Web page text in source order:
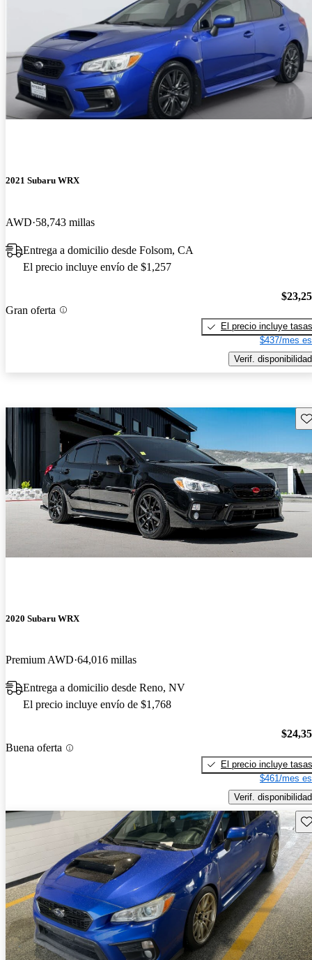
2021 Subaru WRX
AWD 58,743 millas
Entrega a domicilio desde Folsom, CA
El precio incluye envío de $1,257
Gran oferta
El precio incluye tasas
$437/mes
Verif. disponibilidad
2020 Subaru WRX
Premium AWD 64,016 millas
Entrega a domicilio desde Reno, NV
El precio incluye envío de $1,768
Buena oferta
El precio incluye tasas
$461/mes
Verif. disponibilidad